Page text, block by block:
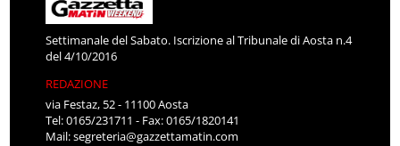
Settimanale del Sabato. Iscrizione al Tribunale di Aosta n.4
del 4/10/2016
REDAZIONE
via Festaz, 52 - 11100 Aosta
Tel: 0165/231711 - Fax: 0165/1820141
Mail:segreteria@gazzettamatin.com